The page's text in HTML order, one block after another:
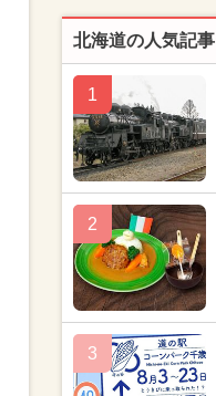
北海道の人気記
1
2
3